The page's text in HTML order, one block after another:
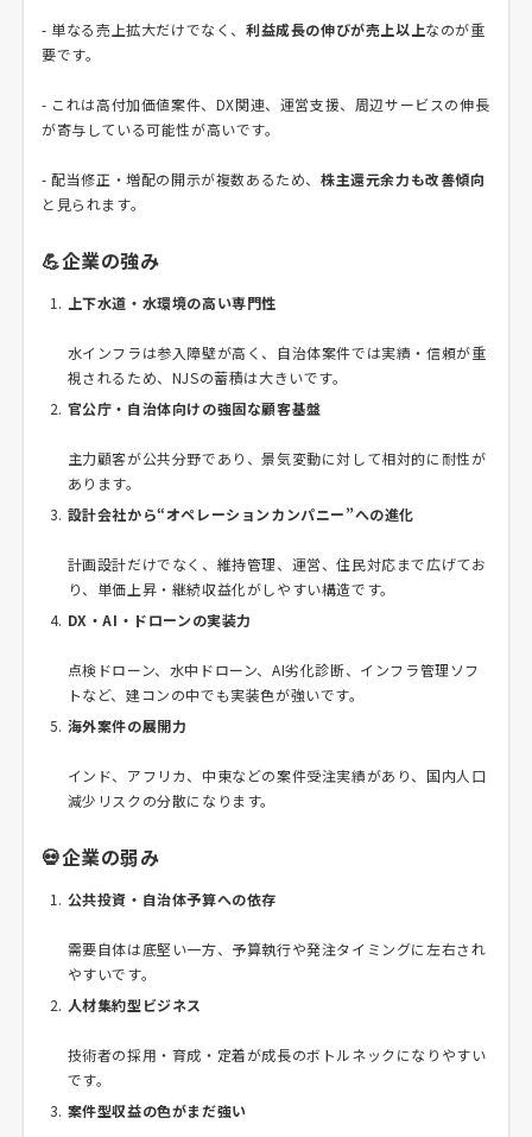
- 単なる売上拡大だけでなく、 利益成長の伸びが売上以上なのが重
要です。
- これは高付加価値案件、DX関連、運営支援、周辺サービスの伸長
が寄与している可能性が高いです。
- 配当修正・増配の開示が複数あるため、株主還元余力も改善傾向
と見られます。
💪企業の強み
上下水道・水環境の高い専門性
水インフラは参入障壁が高く、自治体案件では実績・信頼が重
視されるため、NJSの蓄積は大きいです。
官公庁・自治体向けの強固な顧客基盤
主力顧客が公共分野であり、景気変動に対して相対的に耐性が
あります。
設計会社から“オペレーションカンパニー”への進化
計画設計だけでなく、維持管理、運営、住民対応まで広げてお
り、単価上昇・継続収益化がしやすい構造です。
DX・AI・ドローンの実装力
点検ドローン、水中ドローン、AI劣化診断、インフラ管理ソフ
トなど、建コンの中でも実装色が強いです。
海外案件の展開力
インド、アフリカ、中東などの案件受注実績があり、国内人口
減少リスクの分散になります。
💀企業の弱み
公共投資・自治体予算への依存
需要自体は底堅い一方、予算執行や発注タイミングに左右され
やすいです。
人材集約型ビジネス
技術者の採用・育成・定着が成長のボトルネックになりやすい
です。
案件型収益の色がまだ強い